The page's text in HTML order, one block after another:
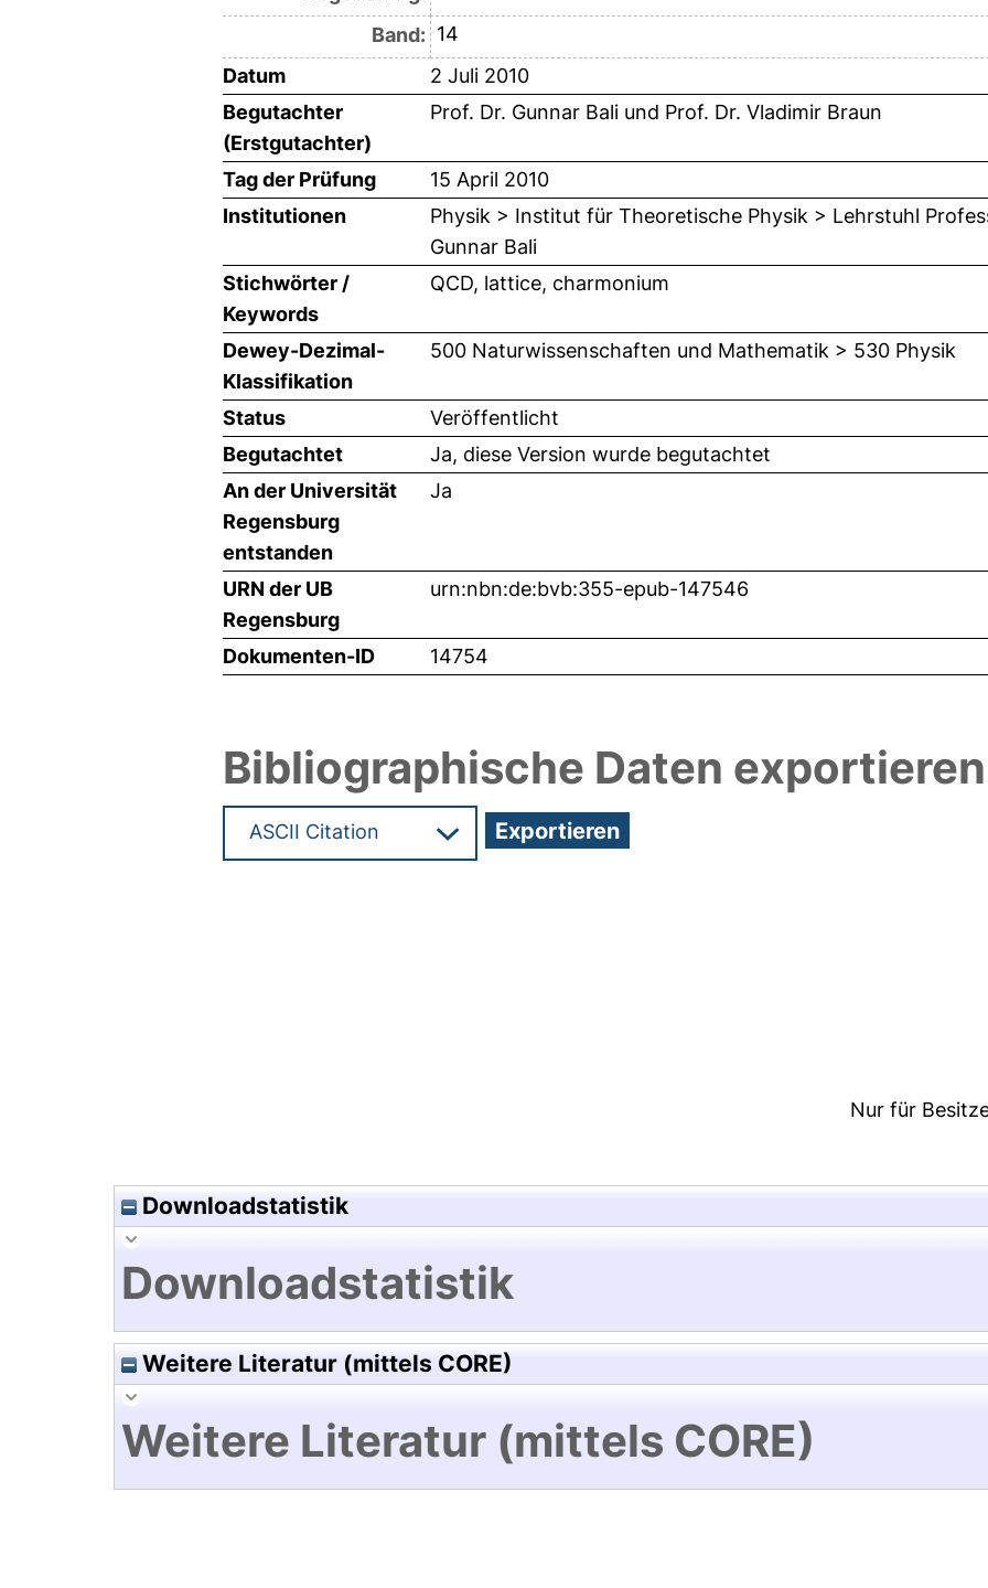
Band: 14
Datum
2 Juli 2010
Begutachter
(Erstgutachter)
Prof. Dr. Gunnar Bali und Prof. Dr. Vladimir Braun
Tag der Prüfung
15 April 2010
Institutionen
Physik > Institut für Theoretische Physik > Lehrstuhl
Gunnar Bali
Stichwörter /
Keywords
QCD, lattice, charmonium
Dewey-Dezimal-
Klassifikation
500 Naturwissenschaften und Mathematik > 530 Physik
Status
Veröffentlicht
Begutachtet
Ja, diese Version wurde begutachtet
An der Universität
Regensburg
entstanden
Ja
URN der UB
Regensburg
urn:nbn:de:bvb:355-epub-147546
Dokumenten-ID 14754
Bibliographische Daten exportieren
Nur für
Downloadstatistik
Downloadstatistik
Weitere Literatur (mittels CORE)
Weitere Literatur (mittels CORE)